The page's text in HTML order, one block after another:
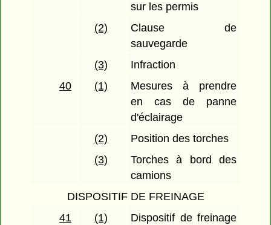
sur les permis
(2)
Clause de
sauvegarde
(3)
Infraction
40
(1)
Mesures à prendre
en cas de panne
d'éclairage
(2)
Position des torches
(3)
Torches à bord des
camions
DISPOSITIF DE FREINAGE
41
(1)
Dispositif de freinage